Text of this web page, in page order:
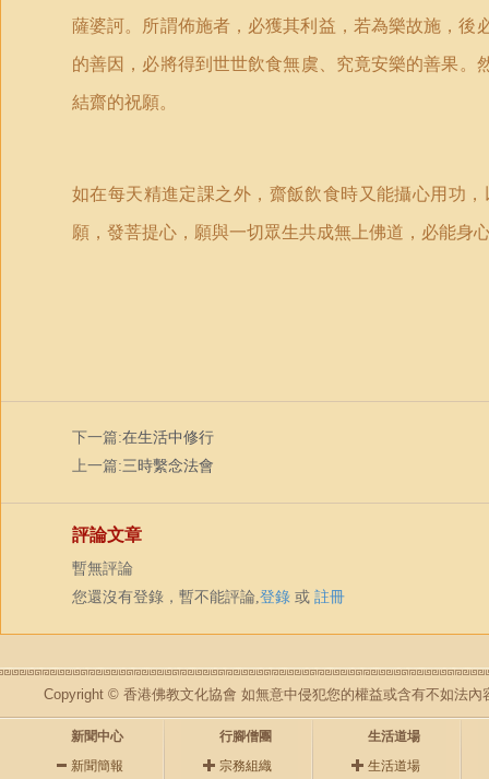
薩婆訶。所謂佈施者，必獲其利益，若為樂故施，
的善因，必將得到世世飲食­無虞、究竟安樂的善果
結齋的祝願。
如在每天精進定課之外，齋飯飲食時又能攝心用功
願，發菩提心，願與一切眾生共成無上佛道，必能身
下一篇:在生活中修行
上一篇:三時繫念法會
評論文章
暫無評論
您還沒有登錄，暫不能評論,登錄 或 註冊
Copyright © 香港佛教文化協會 如無意中侵犯您的權益或含有不如法內
新聞中心
新聞簡報
行腳僧團
宗務組織
生活道場
生活道場